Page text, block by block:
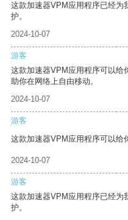
这款加速器VPM应用程序已经为
护。
2024-10-07
游客
这款加速器VPM应用程序可以给
助你在网络上自由移动。
2024-10-07
游客
这款加速器VPM应用程序可以给
2024-10-07
游客
这款加速器VPM应用程序已经为
护。